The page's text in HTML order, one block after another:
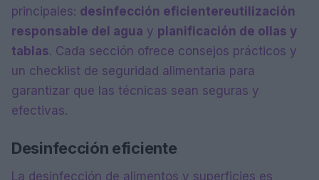
principales: desinfección eficientereutilización
responsable del agua y planificación de ollas y
tablas. Cada sección ofrece consejos prácticos y
un checklist de seguridad alimentaria para
garantizar que las técnicas sean seguras y
efectivas.
Desinfección eficiente
La desinfección de alimentos y superficies es